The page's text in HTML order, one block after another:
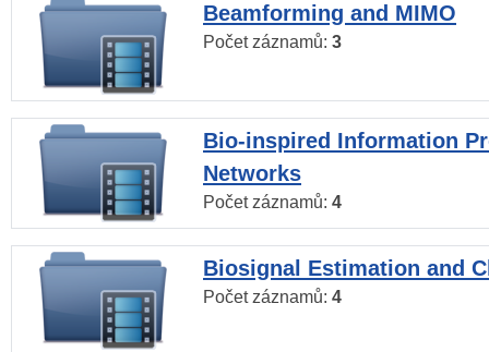
Beamforming and MIMO
Počet záznamů: 3
Bio-inspired Information
Networks
Počet záznamů: 4
Biosignal Estimation and
Počet záznamů: 4